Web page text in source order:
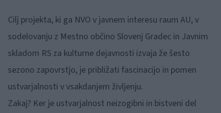
Cilj projekta, ki ga NVO v javnem interesu raum AU, v
sodelovanju z Mestno občino Slovenj Gradec in Javnim
skladom RS za kulturne dejavnosti izvaja že šesto
sezono zapovrstjo, je približati fascinacijo in pomen
ustvarjalnosti v vsakdanjem življenju.
Zakaj? Ker je ustvarjalnost neizogibni in bistveni del